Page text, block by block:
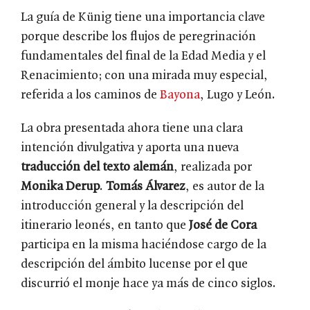
La guía de Künig tiene una importancia clave
porque describe los flujos de peregrinación
fundamentales del final de la Edad Media y el
Renacimiento; con una mirada muy especial,
referida a los caminos de Bayona, Lugo y León.
La obra presentada ahora tiene una clara
intención divulgativa y aporta una nueva
traducción del texto alemán, realizada por
Monika Derup. Tomás Álvarez, es autor de la
introducción general y la descripción del
itinerario leonés, en tanto que José de Cora
participa en la misma haciéndose cargo de la
descripción del ámbito lucense por el que
discurrió el monje hace ya más de cinco siglos.